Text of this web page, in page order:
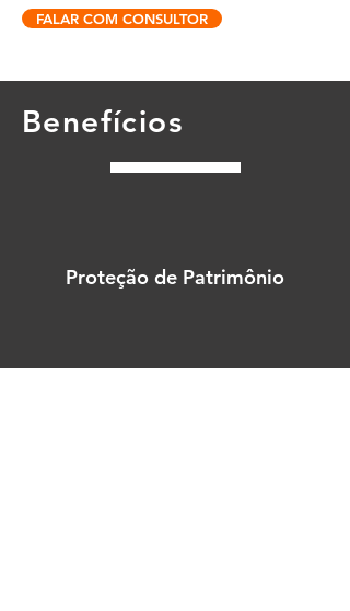
FALAR COM CONSULTOR
Benefícios
Proteção de Patrimônio